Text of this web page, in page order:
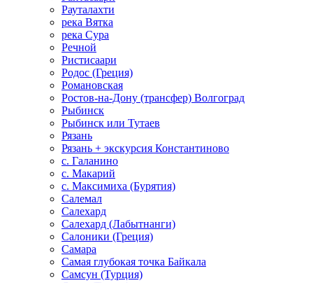
Рауталахти
река Вятка
река Сура
Речной
Ристисаари
Родос (Греция)
Романовская
Ростов-на-Дону (трансфер) Волгоград
Рыбинск
Рыбинск или Тутаев
Рязань
Рязань + экскурсия Константиново
с. Галанино
с. Макарий
с. Максимиха (Бурятия)
Салемал
Салехард
Салехард (Лабытнанги)
Салоники (Греция)
Самара
Самая глубокая точка Байкала
Самсун (Турция)